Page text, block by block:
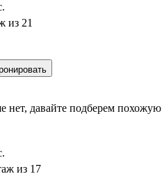
.
из 21
нет, давайте подберем похожую
.
из 17